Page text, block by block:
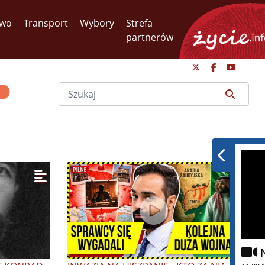
Transport Wybory
Strefa
partnerów